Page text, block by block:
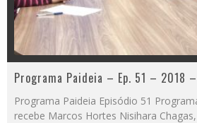
Programa Paideia – Ep. 51 – 2018
Programa Paideia Episódio 51
recebe Marcos Hortes Nisihara